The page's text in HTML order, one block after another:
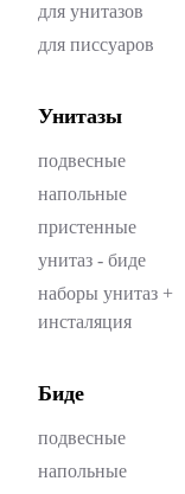
для унитазов
для писсуаров
Унитазы
подвесные
напольные
пристенные
унитаз - биде
наборы унитаз +
инсталяция
Биде
подвесные
напольные